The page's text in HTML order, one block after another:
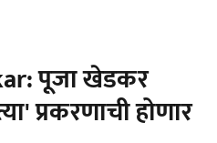
पूजा खेडकर
प्रकरणाची होणार